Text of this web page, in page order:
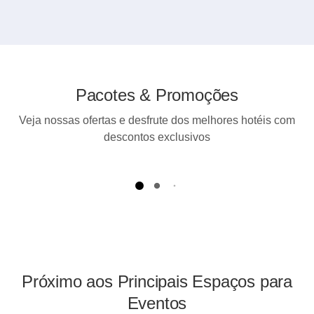
Pacotes & Promoções
Veja nossas ofertas e desfrute dos melhores hotéis com
descontos exclusivos
Próximo aos Principais Espaços para
Eventos